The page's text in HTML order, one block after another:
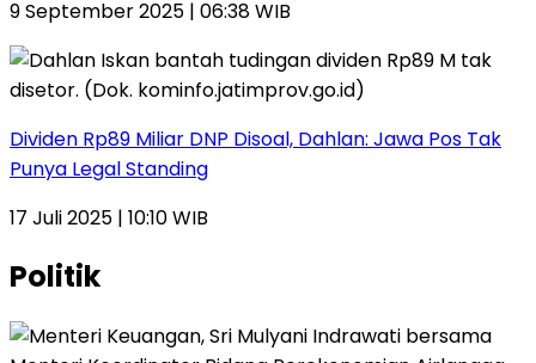
9 September 2025 | 06:38 WIB
Dividen Rp89 Miliar DNP Disoal, Dahlan: Jawa Pos Tak
Punya Legal Standing
17 Juli 2025 | 10:10 WIB
Politik